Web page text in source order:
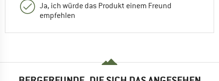
Ja, ich würde das Produkt einem Freund
empfehlen